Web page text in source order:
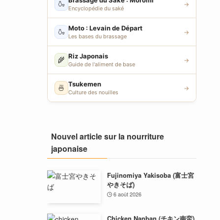
🍶
Encyclopédie du saké
→
🍶 Moto : Levain de Départ
Les bases du brassage
→
🌾 Riz Japonais
Guide de l'aliment de base
→
🍜 Tsukemen
Culture des nouilles
→
Nouvel article sur la nourriture
japonaise
Fujinomiya Yakisoba (富士宮
やきそば)
6 août 2026